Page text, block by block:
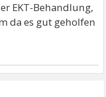
EKT-Behandlung,
da es gut geholfen